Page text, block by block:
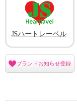
JSハートレーベル
ブランドお知らせ登録